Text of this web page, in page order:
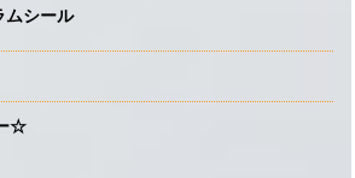
ムシール
☆